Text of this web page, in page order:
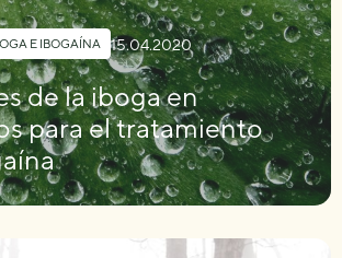
E IBOGAÍNA 15.04.2020
de la iboga en
para el tratamiento